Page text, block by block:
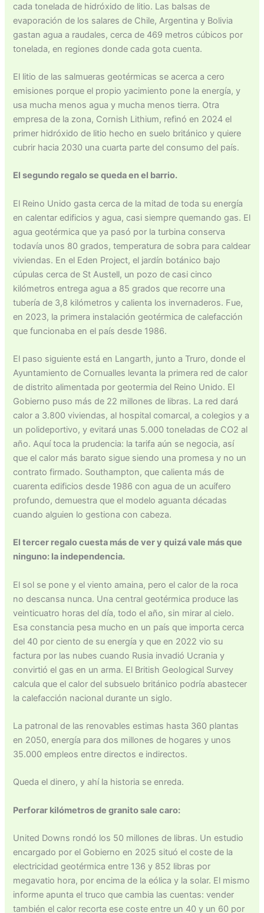
cada tonelada de hidróxido de litio. Las balsas de
evaporación de los salares de Chile, Argentina y Bolivia
gastan agua a raudales, cerca de 469 metros cúbicos por
tonelada, en regiones donde cada gota cuenta.
El litio de las salmueras geotérmicas se acerca a cero
emisiones porque el propio yacimiento pone la energía, y
usa mucha menos agua y mucha menos tierra. Otra
empresa de la zona, Cornish Lithium, refinó en 2024 el
primer hidróxido de litio hecho en suelo británico y quiere
cubrir hacia 2030 una cuarta parte del consumo del país.
El segundo regalo se queda en el barrio.
El Reino Unido gasta cerca de la mitad de toda su energía
en calentar edificios y agua, casi siempre quemando gas. El
agua geotérmica que ya pasó por la turbina conserva
todavía unos 80 grados, temperatura de sobra para caldear
viviendas. En el Eden Project, el jardín botánico bajo
cúpulas cerca de St Austell, un pozo de casi cinco
kilómetros entrega agua a 85 grados que recorre una
tubería de 3,8 kilómetros y calienta los invernaderos. Fue,
en 2023, la primera instalación geotérmica de calefacción
que funcionaba en el país desde 1986.
El paso siguiente está en Langarth, junto a Truro, donde el
Ayuntamiento de Cornualles levanta la primera red de calor
de distrito alimentada por geotermia del Reino Unido. El
Gobierno puso más de 22 millones de libras. La red dará
calor a 3.800 viviendas, al hospital comarcal, a colegios y a
un polideportivo, y evitará unas 5.000 toneladas de CO2 al
año. Aquí toca la prudencia: la tarifa aún se negocia, así
que el calor más barato sigue siendo una promesa y no un
contrato firmado. Southampton, que calienta más de
cuarenta edificios desde 1986 con agua de un acuífero
profundo, demuestra que el modelo aguanta décadas
cuando alguien lo gestiona con cabeza.
El tercer regalo cuesta más de ver y quizá vale más que
ninguno: la independencia.
El sol se pone y el viento amaina, pero el calor de la roca
no descansa nunca. Una central geotérmica produce las
veinticuatro horas del día, todo el año, sin mirar al cielo.
Esa constancia pesa mucho en un país que importa cerca
del 40 por ciento de su energía y que en 2022 vio su
factura por las nubes cuando Rusia invadió Ucrania y
convirtió el gas en un arma. El British Geological Survey
calcula que el calor del subsuelo británico podría abastecer
la calefacción nacional durante un siglo.
La patronal de las renovables estimas hasta 360 plantas
en 2050, energía para dos millones de hogares y unos
35.000 empleos entre directos e indirectos.
Queda el dinero, y ahí la historia se enreda.
Perforar kilómetros de granito sale caro:
United Downs rondó los 50 millones de libras. Un estudio
encargado por el Gobierno en 2025 situó el coste de la
electricidad geotérmica entre 136 y 852 libras por
megavatio hora, por encima de la eólica y la solar. El mismo
informe apunta el truco que cambia las cuentas: vender
también el calor recorta ese coste entre un 40 y un 60 por